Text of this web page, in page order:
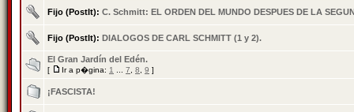
Fijo (PostIt): C. Schmitt: EL ORDEN DEL MUNDO DESPUES DE LA
Fijo (PostIt): DIALOGOS DE CARL SCHMITT (1 y 2).
El Gran Jardín del Edén.
[ Ir a p�gina: 1 7 8 9 ]
¡FASCISTA!